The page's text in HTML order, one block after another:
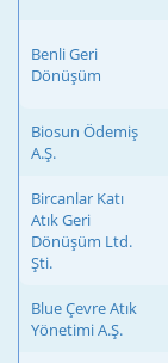
Benli Geri
Dönüşüm
Biosun Ödemiş
A.Ş.
Bircanlar Katı
Atık Geri
Dönüşüm Ltd.
Şti.
Blue Çevre Atık
Yönetimi A.Ş.